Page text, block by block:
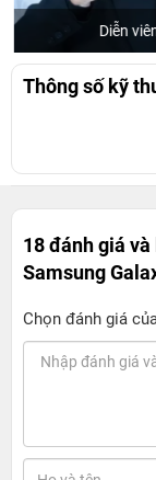
Diễn
Thông số kỹ
18 đánh giá
Samsung
Chọn đánh giá